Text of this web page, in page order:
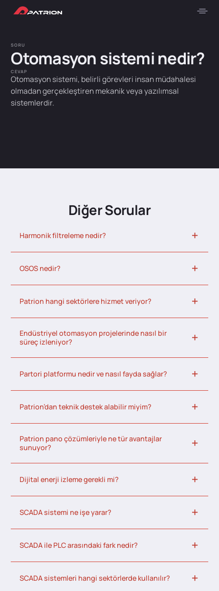
SORU
Otomasyon sistemi nedir?
CEVAP
Otomasyon sistemi, belirli görevleri insan müdahalesi
olmadan gerçekleştiren mekanik veya yazılımsal
sistemlerdir.
Diğer Sorular
Harmonik filtreleme nedir?
OSOS nedir?
Patrion hangi sektörlere hizmet veriyor?
Endüstriyel otomasyon projelerinde nasıl bir
süreç izleniyor?
Partori platformu nedir ve nasıl fayda sağlar?
Patrion’dan teknik destek alabilir miyim?
Patrion pano çözümleriyle ne tür avantajlar
sunuyor?
Dijital enerji izleme gerekli mi?
SCADA sistemi ne işe yarar?
SCADA ile PLC arasındaki fark nedir?
SCADA sistemleri hangi sektörlerde kullanılır?